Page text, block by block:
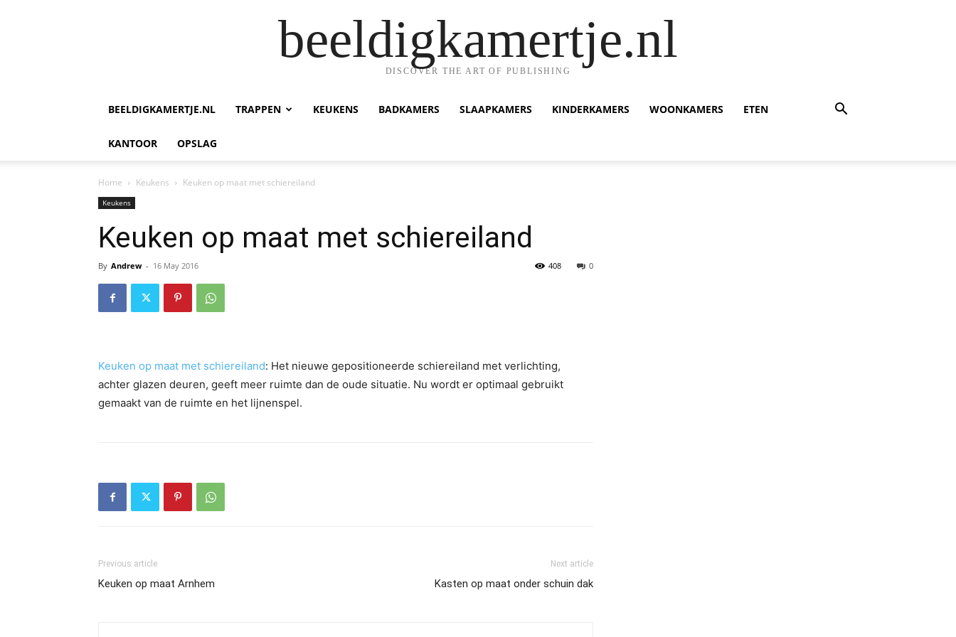
beeldigkamertje.nl
DISCOVER THE ART OF PUBLISHING
BEELDIGKAMERTJE.NL TRAPPEN KEUKENS BADKAMERS SLAAPKAMERS KINDERKAMERS WOONKAMERS ETEN
KANTOOR OPSLAG
Home Keukens Keuken op maat met schiereiland
Keukens
Keuken op maat met schiereiland
By Andrew - 16 May 2016 0
408
Keuken op maat met schiereiland: Het nieuwe gepositioneerde schiereiland met verlichting,
achter glazen deuren, geeft meer ruimte dan de oude situatie. Nu wordt er optimaal gebruikt
gemaakt van de ruimte en het lijnenspel.
Previous article
Keuken op maat Arnhem
Next article
Kasten op maat onder schuin dak